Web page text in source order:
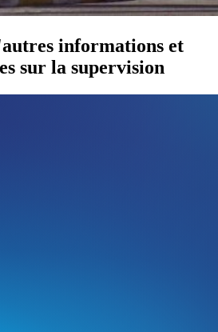
informations et
sur la supervision